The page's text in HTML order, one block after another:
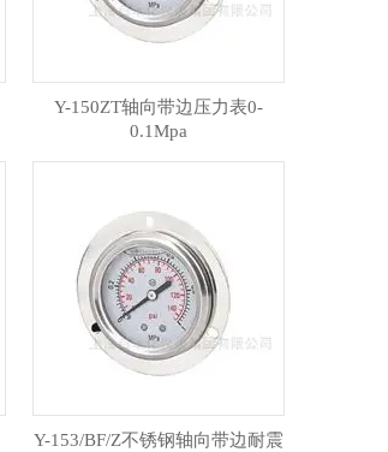
Y-150ZT轴向带边压力表0-
0.1Mpa
Y-153/BF/Z不锈钢轴向带边耐震